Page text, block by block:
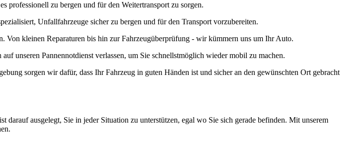
professionell zu bergen und für den Weitertransport zu sorgen.
Unfallfahrzeuge sicher zu bergen und für den Transport vorzubereiten.
Von kleinen Reparaturen bis hin zur Fahrzeugüberprüfung - wir kümmern uns um Ihr Auto.
unseren Pannennotdienst verlassen, um Sie schnellstmöglich wieder mobil zu machen.
sorgen wir dafür, dass Ihr Fahrzeug in guten Händen ist und sicher an den gewünschten Ort gebracht
ausgelegt, Sie in jeder Situation zu unterstützen, egal wo Sie sich gerade befinden. Mit unserem